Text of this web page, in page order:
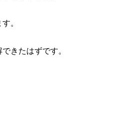
。
きたはずです。